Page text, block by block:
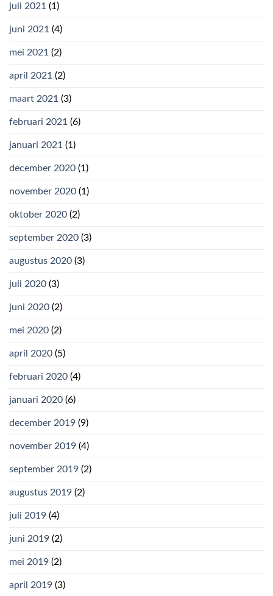
juli 2021 (1)
juni 2021 (4)
mei 2021 (2)
april 2021 (2)
maart 2021 (3)
februari 2021 (6)
januari 2021 (1)
december 2020 (1)
november 2020 (1)
oktober 2020 (2)
september 2020 (3)
augustus 2020 (3)
juli 2020 (3)
juni 2020 (2)
mei 2020 (2)
april 2020 (5)
februari 2020 (4)
januari 2020 (6)
december 2019 (9)
november 2019 (4)
september 2019 (2)
augustus 2019 (2)
juli 2019 (4)
juni 2019 (2)
mei 2019 (2)
april 2019 (3)